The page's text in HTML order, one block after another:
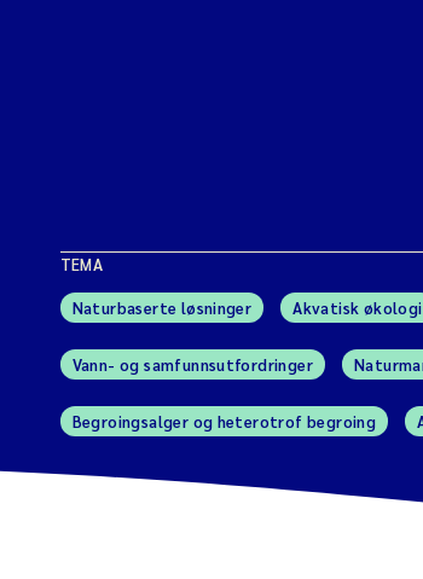
TEMA
Naturbaserte løsninger Akvatisk økologi
Vann- og samfunnsutfordringer
Begroingsalger og heterotrof begroing